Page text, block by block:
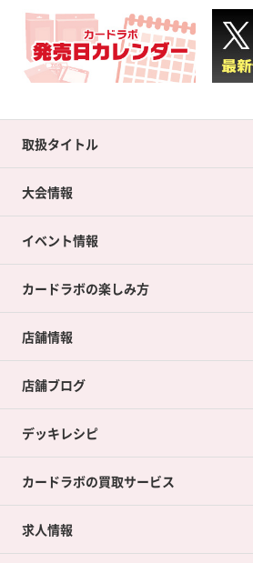
取扱タイトル
大会情報
イベント情報
カードラボの楽しみ方
店舗情報
店舗ブログ
デッキレシピ
カードラボの買取サービス
カードラボの買取サービスTOP
求人情報